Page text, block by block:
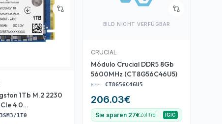
1Tb M.2 2230
4.0
1T0)
1T0
BILD NICHT VERFÜGBAR
CRUCIAL
Módulo Crucial DDR5 8Gb
5600MHz (CT8G56C46U5)
REF: CT8G56C46U5
206.03€
Sie sparen 27€Zollfrei IGIC